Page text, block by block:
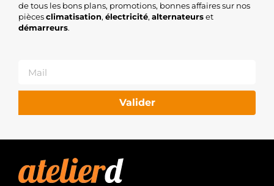
de tous les bons plans, promotions, bonnes affaires sur nos
piècesclimatisation, électricité, alternateurset
démarreurs.
Valider